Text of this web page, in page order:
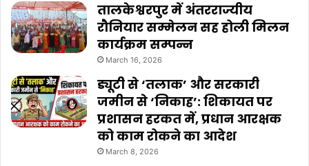
तालकेश्वरपुर में अंतरराज्यीय
रौनियार सम्मेलन सह होली मिलन
कार्यक्रम सम्पन्न
March 16, 2026
ड्यूटी से ‘तलाक’ और सरकारी
जमीन से ‘निकाह’: शिकायत पर
प्रशासन हरकत में, प्रधान आरक्षक
को काम रोकने का आदेश
March 8, 2026